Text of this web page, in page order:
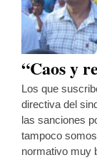
“Caos y
Los que
directiva del
las sanciones
tampoco
normativo muy